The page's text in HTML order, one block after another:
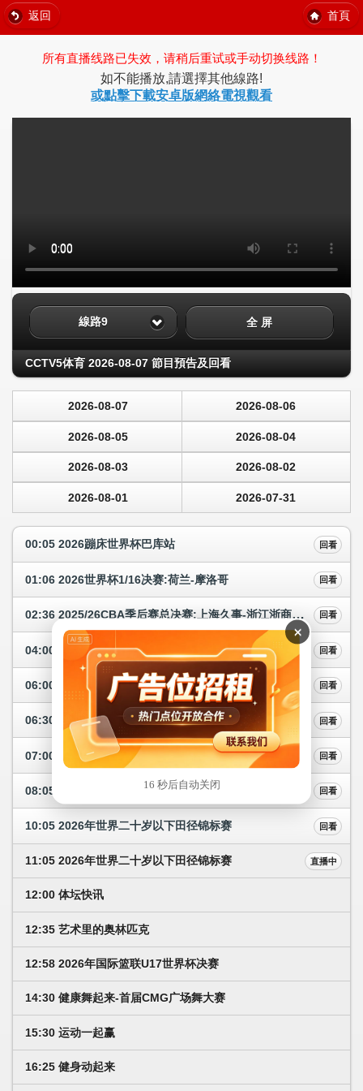
返回 首頁
所有直播线路已失效，请稍后重试或手动切换线路！
如不能播放,請選擇其他線路!
或點擊下載安卓版網絡電視觀看
線路9 全 屏
CCTV5体育 2026-08-07 節目預告及回看
2026-08-07 2026-08-06
2026-08-05 2026-08-04
2026-08-03 2026-08-02
2026-08-01 2026-07-31
00:05 2026蹦床世界杯巴库站 回看
01:06 2026世界杯1/16决赛:荷兰-摩洛哥 回看
02:36 2025/26CBA季后赛总决赛:上海久事-浙江浙商证券 回看
04:00 2026温网男单决赛 回看
06:00 2026射箭世界杯中国站 回看
06:30 健身动起来 回看
07:00 体坛晨报 回看
08:05 2026年世界击剑锦标赛 回看
10:05 2026年世界二十岁以下田径锦标赛 回看
11:05 2026年世界二十岁以下田径锦标赛 直播中
12:00 体坛快讯
12:35 艺术里的奥林匹克
12:58 2026年国际篮联U17世界杯决赛
14:30 健康舞起来-首届CMG广场舞大赛
15:30 运动一起赢
16:25 健身动起来
×
16 秒后自动关闭